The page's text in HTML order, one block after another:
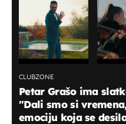
CLUBZONE
Petar Grašo ima
"Dali smo si
emociju koja se